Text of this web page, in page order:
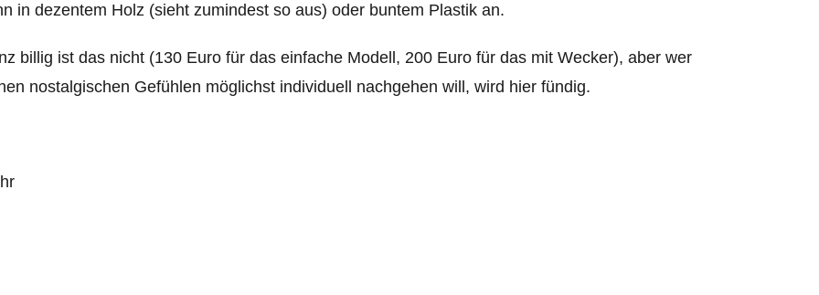
in dezentem Holz (sieht zumindest so aus) oder buntem Plastik an.
billig ist das nicht (130 Euro für das einfache Modell, 200 Euro für das mit Wecker), aber wer
nostalgischen Gefühlen möglichst individuell nachgehen will, wird hier fündig.